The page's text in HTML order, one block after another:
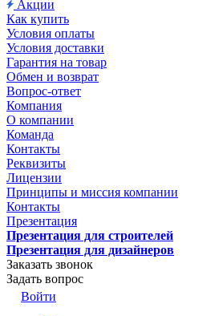
Акции
Как купить
Условия оплаты
Условия доставки
Гарантия на товар
Обмен и возврат
Вопрос-ответ
Компания
О компании
Команда
Контакты
Реквизиты
Лицензии
Принципы и миссия компании
Контакты
Презентация
Презентация для строителей
Презентация для дизайнеров
Заказать звонок
Задать вопрос
Войти